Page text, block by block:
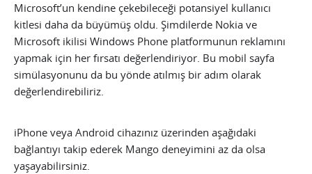
Microsoft’un kendine çekebileceği potansiyel kullanıcı
kitlesi daha da büyümüş oldu. Şimdilerde Nokia ve
Microsoft ikilisi Windows Phone platformunun reklamını
yapmak için her fırsatı değerlendiriyor. Bu mobil sayfa
simülasyonunu da bu yönde atılmış bir adım olarak
değerlendirebiliriz.
iPhone veya Android cihazınız üzerinden aşağıdaki
bağlantıyı takip ederek Mango deneyimini az da olsa
yaşayabilirsiniz.